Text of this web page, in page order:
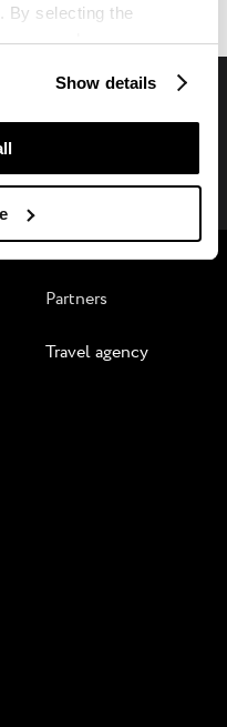
By selecting the
appear where you can
your data. You can
in your browser at any
Show details
media
B2B
Partners
Travel agency